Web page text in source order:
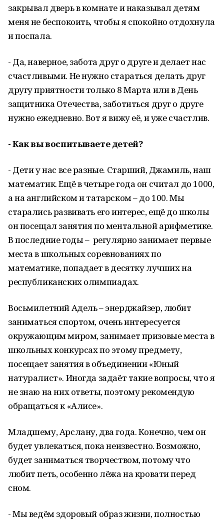
закрывал дверь в комнате и наказывал детям
меня не беспокоить, чтобы я спокойно отдохнула
и поспала.
- Да, наверное, забота друг о друге и делает нас
счастливыми. Не нужно стараться делать друг
другу приятности только 8 Марта или в День
защитника Отечества, заботиться друг о друге
нужно ежедневно. Вот я вижу её, и уже счастлив.
- Как вы воспитываете детей?
- Дети у нас все разные. Старший, Джамиль, наш
математик. Ещё в четыре года он считал до 1000,
а на английском и татарском – до 100. Мы
старались развивать его интерес, ещё до школы
он посещал занятия по ментальной арифметике.
В последние годы – регулярно занимает первые
места в школьных соревнованиях по
математике, попадает в десятку лучших на
республиканских олимпиадах.
Восьмилетний Адель – энерджайзер, любит
заниматься спортом, очень интересуется
окружающим миром, занимает призовые места в
школьных конкурсах по этому предмету,
посещает занятия в объединении «Юный
натуралист». Иногда задаёт такие вопросы, что я
не знаю на них ответы, поэтому рекомендую
обращаться к «Алисе».
Младшему, Арслану, два года. Конечно, чем он
будет увлекаться, пока неизвестно. Возможно,
будет заниматься творчеством, потому что
любит петь, особенно лёжа на кровати перед
сном.
- Мы ведём здоровый образ жизни, полностью